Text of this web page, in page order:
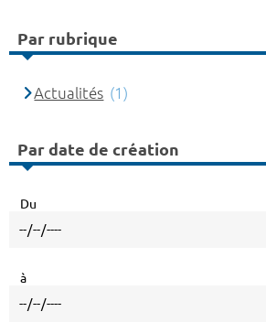
Par rubrique
Actualités (1)
Par date de création
Du
à